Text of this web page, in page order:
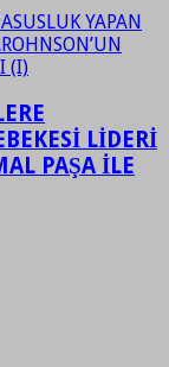
LİDERİ
PAŞA İLE